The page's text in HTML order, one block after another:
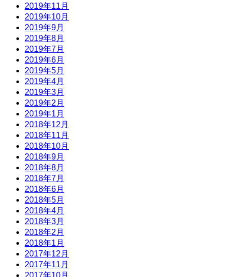
2019年11月
2019年10月
2019年9月
2019年8月
2019年7月
2019年6月
2019年5月
2019年4月
2019年3月
2019年2月
2019年1月
2018年12月
2018年11月
2018年10月
2018年9月
2018年8月
2018年7月
2018年6月
2018年5月
2018年4月
2018年3月
2018年2月
2018年1月
2017年12月
2017年11月
2017年10月